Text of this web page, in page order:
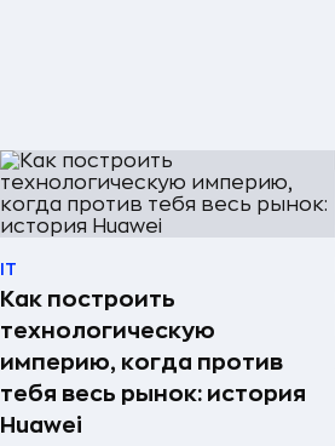
IT
Как построить
технологическую
империю, когда против
тебя весь рынок: история
Huawei